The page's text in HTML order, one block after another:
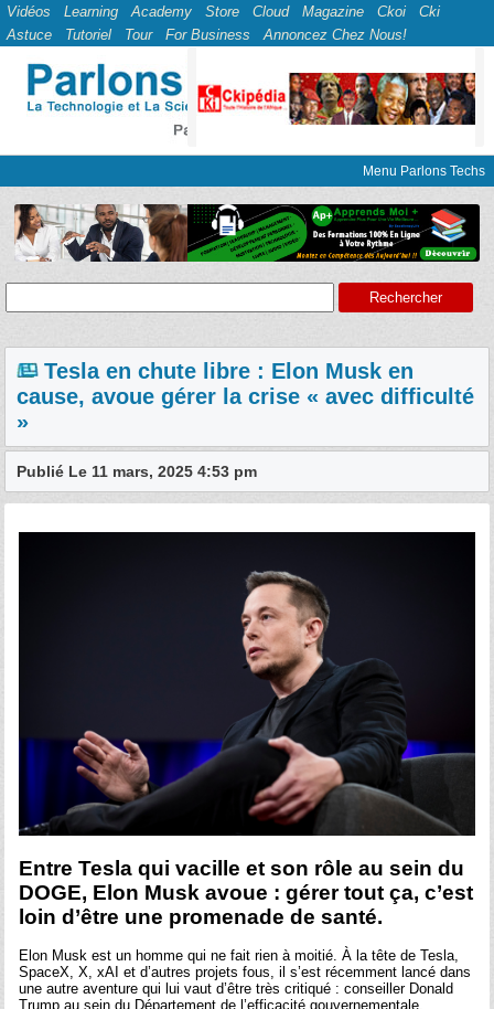
Vidéos Learning Academy Store Cloud Magazine Ckoi
Cki
Astuce
Tutoriel Tour For Business Annoncez Chez Nous!
Menu Parlons Techs
Tesla en chute libre : Elon Musk en
cause, avoue gérer la crise « avec difficulté
»
Publié Le 11 mars, 2025 4:53 pm
Entre Tesla qui vacille et son rôle au sein du
DOGE, Elon Musk avoue : gérer tout ça, c’est
loin d’être une promenade de santé.
Elon Musk est un homme qui ne fait rien à moitié. À la tête de Tesla,
SpaceX, X, xAI et d’autres projets fous, il s’est récemment lancé dans
une autre aventure qui lui vaut d’être très critiqué : conseiller Donald
Trump au sein du Département de l’efficacité gouvernementale,